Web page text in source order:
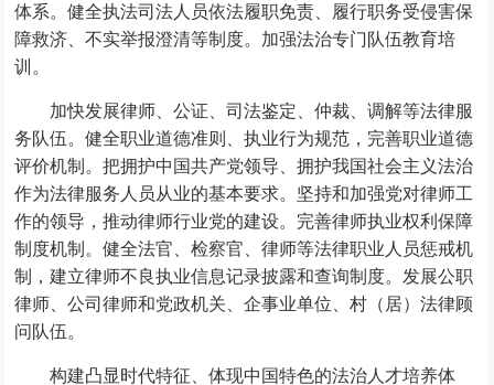
体系。健全执法司法人员依法履职免责、履行职务受侵害保
障救济、不实举报澄清等制度。加强法治专门队伍教育培
训。
加快发展律师、公证、司法鉴定、仲裁、调解等法律服
务队伍。健全职业道德准则、执业行为规范，完善职业道德
评价机制。把拥护中国共产党领导、拥护我国社会主义法治
作为法律服务人员从业的基本要求。坚持和加强党对律师工
作的领导，推动律师行业党的建设。完善律师执业权利保障
制度机制。健全法官、检察官、律师等法律职业人员惩戒机
制，建立律师不良执业信息记录披露和查询制度。发展公职
律师、公司律师和党政机关、企事业单位、村（居）法律顾
问队伍。
构建凸显时代特征、体现中国特色的法治人才培养体